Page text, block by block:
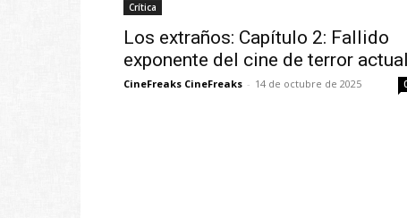
Crítica
Los extraños: Capítulo 2: Fallido
exponente del cine de terror actual
CineFreaks CineFreaks - 14 de octubre de 2025